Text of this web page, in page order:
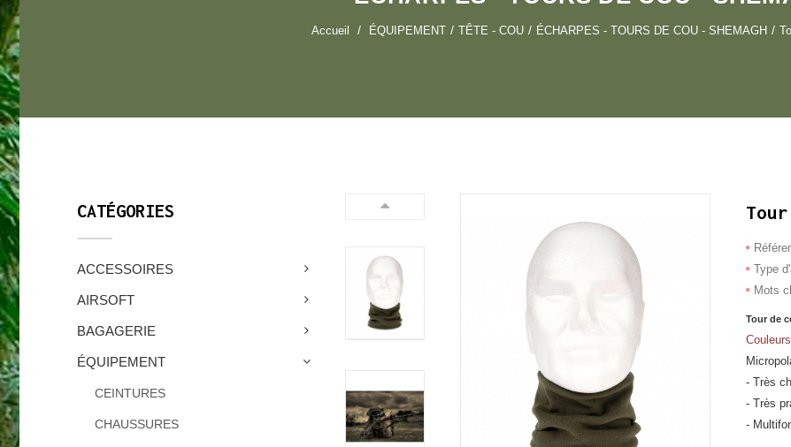
Accueil ÉQUIPEMENT TÊTE - COU ÉCHARPES - TOURS DE COU - SHEMAGH
CATÉGORIES
ACCESSOIRES
AIRSOFT
BAGAGERIE
ÉQUIPEMENT
CEINTURES
CHAUSSURES
Type
Mots
Tour de
- Très
- Très
-